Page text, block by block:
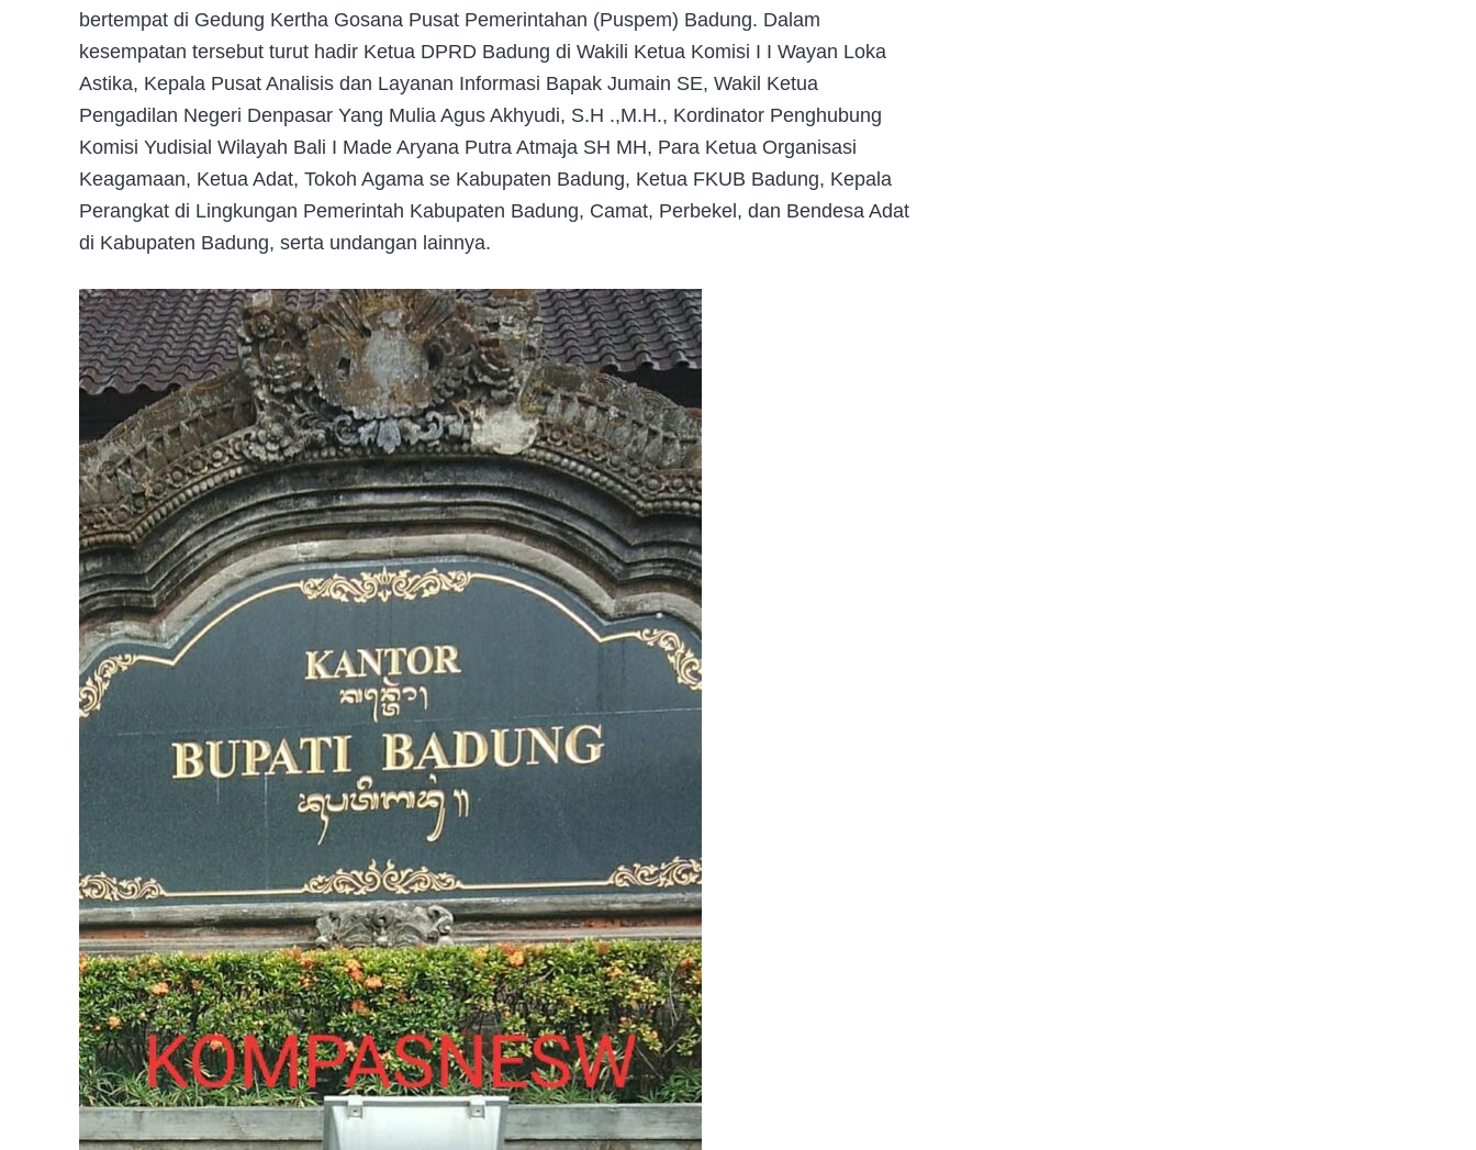
bertempat di Gedung Kertha Gosana Pusat Pemerintahan (Puspem) Badung. Dalam
kesempatan tersebut turut hadir Ketua DPRD Badung di Wakili Ketua Komisi I I Wayan Loka
Astika, Kepala Pusat Analisis dan Layanan Informasi Bapak Jumain SE, Wakil Ketua
Pengadilan Negeri Denpasar Yang Mulia Agus Akhyudi, S.H .,M.H., Kordinator Penghubung
Komisi Yudisial Wilayah Bali I Made Aryana Putra Atmaja SH MH, Para Ketua Organisasi
Keagamaan, Ketua Adat, Tokoh Agama se Kabupaten Badung, Ketua FKUB Badung, Kepala
Perangkat di Lingkungan Pemerintah Kabupaten Badung, Camat, Perbekel, dan Bendesa Adat
di Kabupaten Badung, serta undangan lainnya.